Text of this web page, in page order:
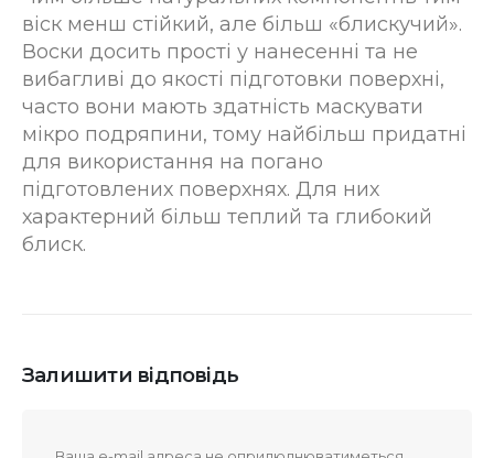
віск менш стійкий, але більш «блискучий».
Воски досить прості у нанесенні та не
вибагливі до якості підготовки поверхні,
часто вони мають здатність маскувати
мікро подряпини, тому найбільш придатні
для використання на погано
підготовлених поверхнях. Для них
характерний більш теплий та глибокий
блиск.
Залишити відповідь